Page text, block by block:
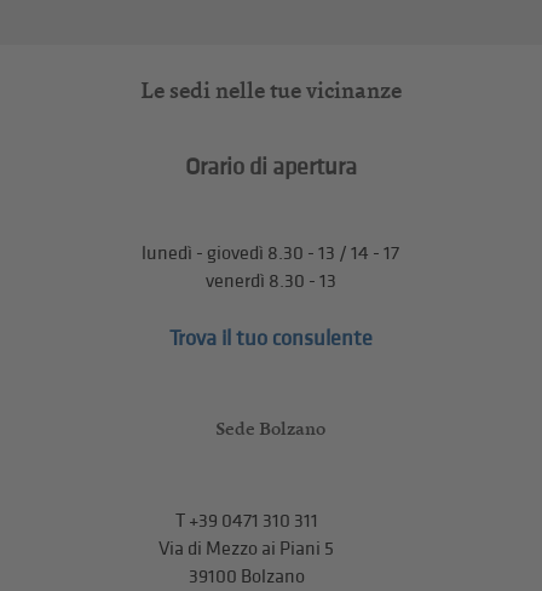
Le sedi nelle tue vicinanze
Orario di apertura
lunedì - giovedì 8.30 - 13 / 14 - 17
venerdì 8.30 - 13
Trova il tuo consulente
Sede Bolzano
T+39 0471 310 311
Via di Mezzo ai Piani 5
39100 Bolzano